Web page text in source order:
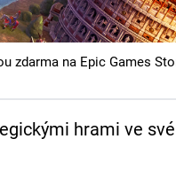
zdarma na Epic Games
hrami ve